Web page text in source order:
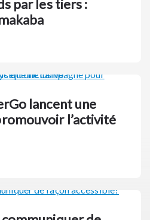
par les tiers :
lancent une
l’activité